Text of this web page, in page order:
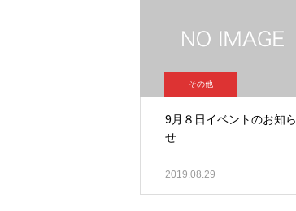
その他
9月８日イベントのお知ら
せ
2019.08.29